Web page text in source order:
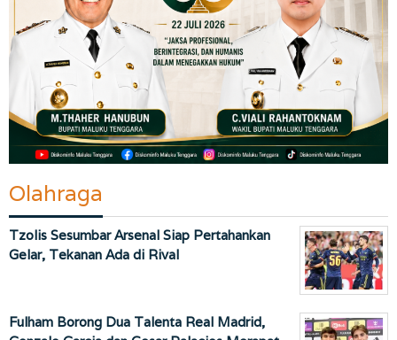
Olahraga
Tzolis Sesumbar Arsenal Siap Pertahankan
Gelar, Tekanan Ada di Rival
Fulham Borong Dua Talenta Real Madrid,